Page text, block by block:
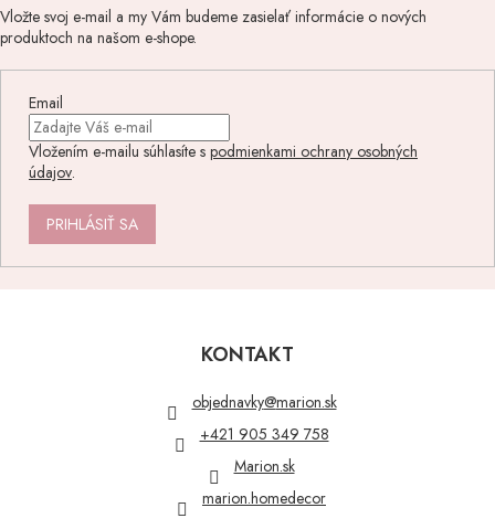
Vložte svoj e-mail a my Vám budeme zasielať informácie o nových
produktoch na našom e-shope.
Email
Vložením e-mailu súhlasíte s podmienkami ochrany osobných
údajov.
PRIHLÁSIŤ SA
KONTAKT
objednavky@marion.sk
+421 905 349 758
Marion.sk
marion.homedecor